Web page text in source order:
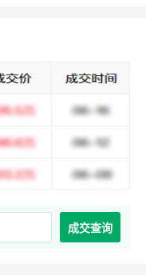
成交查询